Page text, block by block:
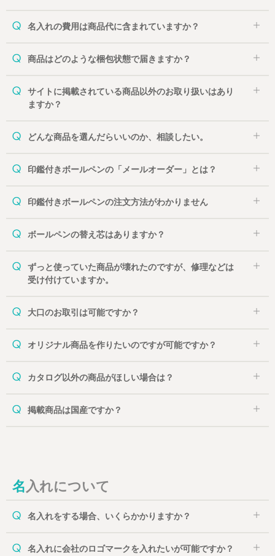
名入れの費用は商品代に含まれていますか？
商品はどのような梱包状態で届きますか？
サイトに掲載されている商品以外のお取り扱いはあり
ますか？
どんな商品を選んだらいいのか、相談したい。
印鑑付きボールペンの「メールオーダー」とは？
印鑑付きボールペンの注文方法がわかりません
ボールペンの替え芯はありますか？
ずっと使っていた商品が壊れたのですが、修理などは
受け付けていますか。
大口のお取引は可能ですか？
オリジナル商品を作りたいのですが可能ですか？
カタログ以外の商品がほしい場合は？
掲載商品は国産ですか？
名入れについて
名入れをする場合、いくらかかりますか？
名入れに会社のロゴマークを入れたいが可能ですか？